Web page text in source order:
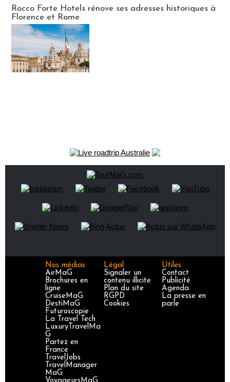
Rocco Forte Hotels rénove ses adresses historiques à
Florence et Rome
Nos médias
AirMaG
Brochures en
ligne
CruiseMaG
DestiMaG
Futuroscopie
La Travel Tech
LuxuryTravelMa
G
Partez en
France
TravelJobs
TravelManager
MaG
Légal
Signaler un
contenu illicite
Plan du site
RGPD
Cookies
Utiles
Contact
Publicité
Agenda
La presse en
parle